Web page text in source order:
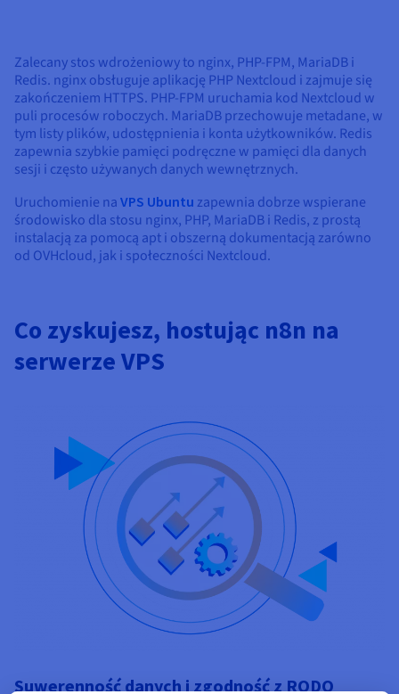
Zalecany stos wdrożeniowy to nginx, PHP-FPM, MariaDB i
Redis. nginx obsługuje aplikację PHP Nextcloud i zajmuje się
zakończeniem HTTPS. PHP-FPM uruchamia kod Nextcloud w
puli procesów roboczych. MariaDB przechowuje metadane, w
tym listy plików, udostępnienia i konta użytkowników. Redis
zapewnia szybkie pamięci podręczne w pamięci dla danych
sesji i często używanych danych wewnętrznych.
Uruchomienie na VPS Ubuntu zapewnia dobrze wspierane
środowisko dla stosu nginx, PHP, MariaDB i Redis, z prostą
instalacją za pomocą apt i obszerną dokumentacją zarówno
od OVHcloud, jak i społeczności Nextcloud.
Co zyskujesz, hostując n8n na
serwerze VPS
Suwerenność danych i zgodność z RODO